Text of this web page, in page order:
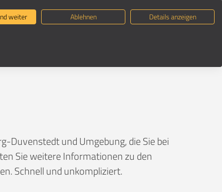
suchen Umzugsratgeber
Duvenstedt und Umgebung, die Sie bei
Sie weitere Informationen zu den
Schnell und unkompliziert.
weiter Ablehnen Details anzeigen